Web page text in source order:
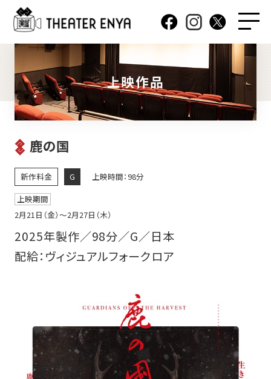
上映作品
鹿の国
新作料金 G
上映時間：98分
上映期間
2月21日（金）〜2月27日（木）
2025年製作／98分／G／日本
配給：ヴィジュアルフォークロア